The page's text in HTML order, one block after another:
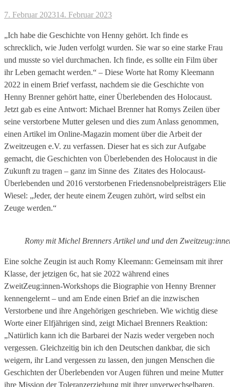
7. Februar 202314. Februar 2023
„Ich habe die Geschichte von Henny gehört. Ich finde es
schrecklich, wie Juden verfolgt wurden. Sie war so eine starke Frau
und musste so viel durchmachen. Ich finde, es sollte ein Film über
ihr Leben gemacht werden.“ – Diese Worte hat Romy Kleemann
2022 in einem Brief verfasst, nachdem sie die Geschichte von
Henny Brenner gehört hatte, einer Überlebenden des Holocaust.
Jetzt gab es eine Antwort: Michael Brenner hat Romys Zeilen über
seine verstorbene Mutter gelesen und dies zum Anlass genommen,
einen Artikel im Online-Magazin moment über die Arbeit der
Zweitzeugen e.V. zu verfassen. Dieser hat es sich zur Aufgabe
gemacht, die Geschichten von Überlebenden des Holocaust in die
Zukunft zu tragen – ganz im Sinne des Zitates des Holocaust-
Überlebenden und 2016 verstorbenen Friedensnobelpreisträgers Elie
Wiesel: „Jeder, der heute einem Zeugen zuhört, wird selbst ein
Zeuge werden.“
Romy mit Michel Brenners Artikel und und den
Eine solche Zeugin ist auch Romy Kleemann: Gemeinsam mit ihrer
Klasse, der jetzigen 6c, hat sie 2022 während eines
ZweitZeug:innen-Workshops die Biographie von Henny Brenner
kennengelernt – und am Ende einen Brief an die inzwischen
Verstorbene und ihre Angehörigen geschrieben. Wie wichtig diese
Worte einer Elfjährigen sind, zeigt Michael Brenners Reaktion:
„Natürlich kann ich die Barbarei der Nazis weder vergeben noch
vergessen. Gleichzeitig bin ich den Deutschen dankbar, die sich
weigern, ihr Land vergessen zu lassen, den jungen Menschen die
Geschichten der Überlebenden vor Augen führen und meine Mutter
ihre Mission der Toleranzerziehung mit ihrer unverwechselbaren,